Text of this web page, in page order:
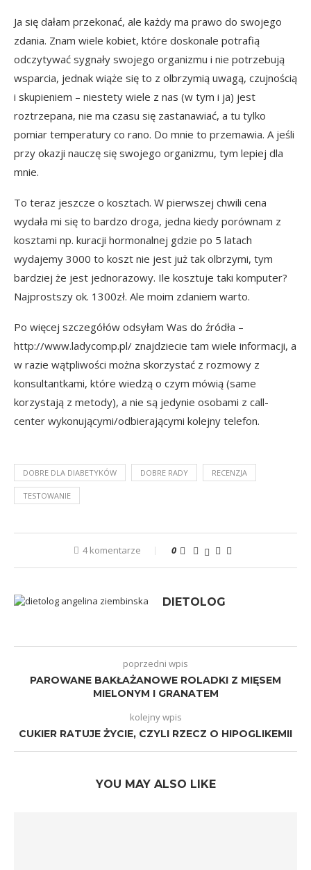
Ja się dałam przekonać, ale każdy ma prawo do swojego
zdania. Znam wiele kobiet, które doskonale potrafią
odczytywać sygnały swojego organizmu i nie potrzebują
wsparcia, jednak wiąże się to z olbrzymią uwagą, czujnością
i skupieniem – niestety wiele z nas (w tym i ja) jest
roztrzepana, nie ma czasu się zastanawiać, a tu tylko
pomiar temperatury co rano. Do mnie to przemawia. A jeśli
przy okazji nauczę się swojego organizmu, tym lepiej dla
mnie.
To teraz jeszcze o kosztach. W pierwszej chwili cena
wydała mi się to bardzo droga, jedna kiedy porównam z
kosztami np. kuracji hormonalnej gdzie po 5 latach
wydajemy 3000 to koszt nie jest już tak olbrzymi, tym
bardziej że jest jednorazowy. Ile kosztuje taki komputer?
Najprostszy ok. 1300zł. Ale moim zdaniem warto.
Po więcej szczegółów odsyłam Was do źródła –
http://www.ladycomp.pl/ znajdziecie tam wiele informacji, a
w razie wątpliwości można skorzystać z rozmowy z
konsultantkami, które wiedzą o czym mówią (same
korzystają z metody), a nie są jedynie osobami z call-
center wykonującymi/odbierającymi kolejny telefon.
DOBRE DLA DIABETYKÓW DOBRE RADY RECENZJA
TESTOWANIE
4 komentarze 0
DIETOLOG
poprzedni wpis
PAROWANE BAKŁAŻANOWE ROLADKI Z MIĘSEM
MIELONYM I GRANATEM
kolejny wpis
CUKIER RATUJE ŻYCIE, CZYLI RZECZ O HIPOGLIKEMII
YOU MAY ALSO LIKE